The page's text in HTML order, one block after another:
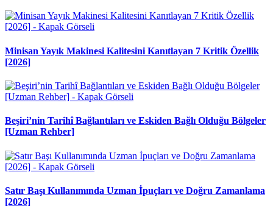
Minisan Yayık Makinesi Kalitesini Kanıtlayan 7 Kritik Özellik
[2026]
Beşiri’nin Tarihî Bağlantıları ve Eskiden Bağlı Olduğu Bölgeler
[Uzman Rehber]
Satır Başı Kullanımında Uzman İpuçları ve Doğru Zamanlama
[2026]